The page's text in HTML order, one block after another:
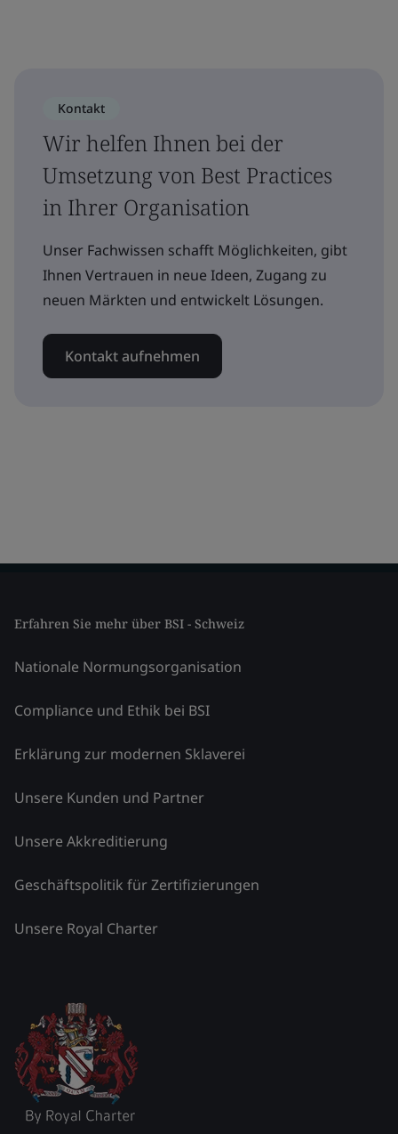
Kontakt
Wir helfen Ihnen bei der
Umsetzung von Best Practices
in Ihrer Organisation
Unser Fachwissen schafft Möglichkeiten, gibt
Ihnen Vertrauen in neue Ideen, Zugang zu
neuen Märkten und entwickelt Lösungen.
Kontakt aufnehmen
Erfahren Sie mehr über BSI - Schweiz
Nationale Normungsorganisation
Compliance und Ethik bei BSI
Erklärung zur modernen Sklaverei
Unsere Kunden und Partner
Unsere Akkreditierung
Geschäftspolitik für Zertifizierungen
Unsere Royal Charter